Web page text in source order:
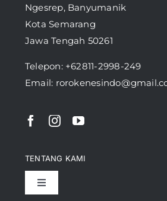
Ngesrep, Banyumanik
Kota Semarang
Jawa Tengah 50261
Telepon: +62811-2998-249
Email:
TENTANG KAMI
Toggle